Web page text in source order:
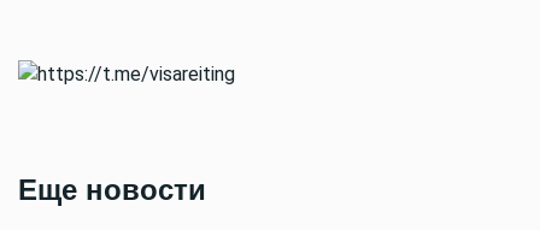
Еще новости